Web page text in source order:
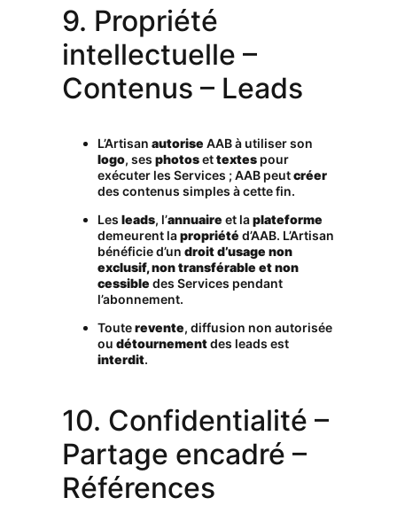
9. Propriété
intellectuelle –
Contenus – Leads
L’Artisanautorise AAB à utiliser son
logo, sesphotosettextes pour
exécuter les Services ; AAB peutcréer
des contenus simples à cette fin.
Lesleads, l’annuaire et laplateforme
demeurent lapropriété d’AAB. L’Artisan
bénéficie d’undroit d’usage non
exclusif, non transférable et non
cessible des Services pendant
l’abonnement.
Touterevente, diffusion non autorisée
oudétournementdes leads est
interdit.
10. Confidentialité –
Partage encadré –
Références